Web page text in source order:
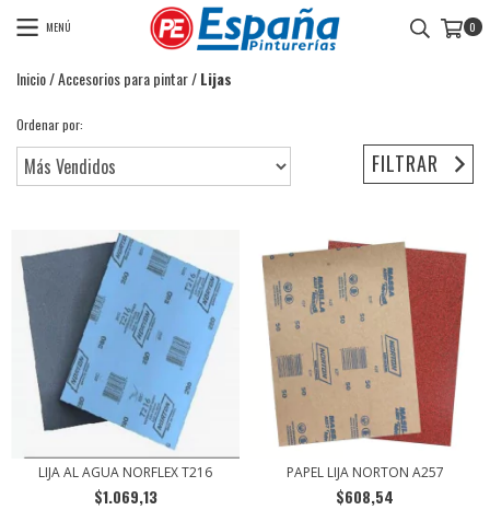
MENÚ 0
Inicio/Accesorios para pintar/Lijas
Ordenar por:
FILTRAR
LIJA AL AGUA NORFLEX T216
$1.069,13
PAPEL LIJA NORTON A257
$608,54